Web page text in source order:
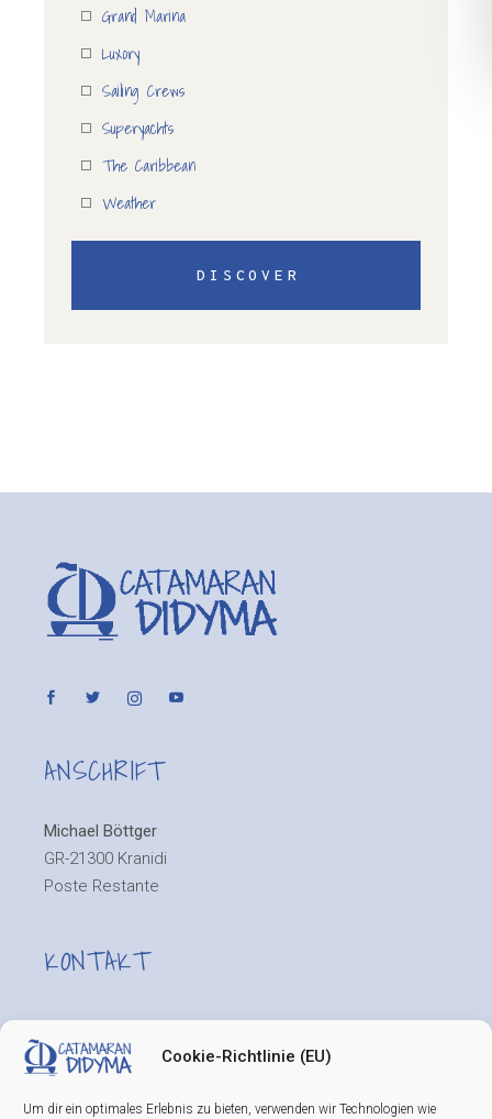
Cookie-Richtlinie (EU)
Um dir ein optimales Erlebnis zu bieten, verwenden wir Technologien wie
Grand Marina
Luxory
Sailing Crews
Superyachts
The Caribbean
Weather
DISCOVER
ANSCHRIFT
Michael Böttger
GR-21300 Kranidi
Poste Restante
KONTAKT
skipper@catamarandidyma.eu